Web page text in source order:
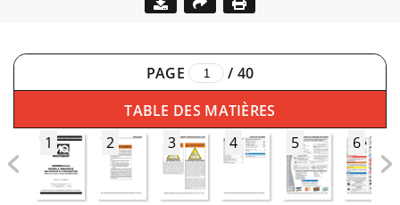
PAGE / 40
TABLE DES MATIÈRES
1
2 3 4 5 6